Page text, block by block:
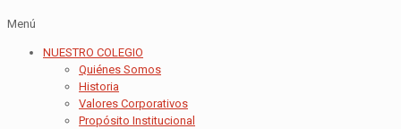
Menú
NUESTRO COLEGIO
Quiénes Somos
Historia
Valores Corporativos
Propósito Institucional